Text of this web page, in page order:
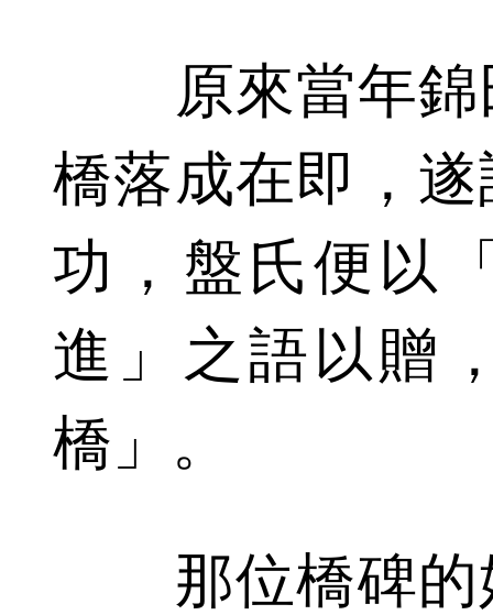
原來當年錦
橋落成在即，
功，盤氏便以
進」之語以贈
橋」。
那位橋碑的